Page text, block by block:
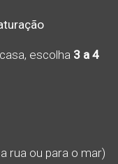
escolha 3 a 4
rua ou para o mar)